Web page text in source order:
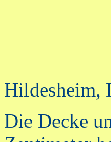
Hildesheim,
Die Decke